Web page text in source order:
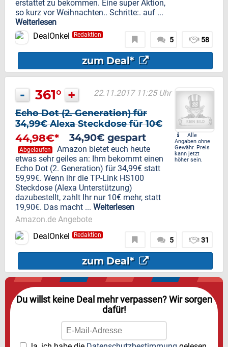
erstattet zu bekommen. Eine super Aktion,
so kurz vor Weihnachten.. Schritte:. auf ...
Weiterlesen
DealOnkel
Redaktion
5 58
zum Deal*
- 361° + 22.11.2017 11:25 Uhr
Echo Dot (2. Generation) für
34,99€ Alexa Steckdose für 10€
44,98€* 34,90€ gespart
Abgelaufen
Amazon bietet euch heute
etwas sehr geiles an: Ihm bekommt einen
Echo Dot (2. Generation) für 34,99€ statt
59,99€. Wenn ihr die TP-Link HS100
Steckdose (Alexa Unterstützung)
dazubestellt, zahlt Ihr nur 10€ mehr, statt
19,90€. Das macht ... Weiterlesen
Amazon.de Angebote
Alle
Angaben ohne
Gewähr. Preis
kann jetzt
höher sein.
DealOnkel Redaktion
5 31
zum Deal*
Du willst keine Deal mehr verpassen? Wir sorgen
dafür!